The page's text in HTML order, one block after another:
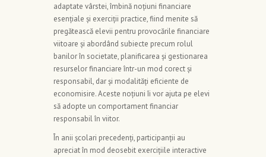
adaptate vârstei, îmbină noțiuni financiare
esențiale și exerciții practice, fiind menite să
pregătească elevii pentru provocările financiare
viitoare și abordând subiecte precum rolul
banilor în societate, planificarea și gestionarea
resurselor financiare într-un mod corect și
responsabil, dar și modalități eficiente de
economisire. Aceste noțiuni îi vor ajuta pe elevi
să adopte un comportament financiar
responsabil în viitor.
În anii școlari precedenți, participanții au
apreciat în mod deosebit exercițiile interactive